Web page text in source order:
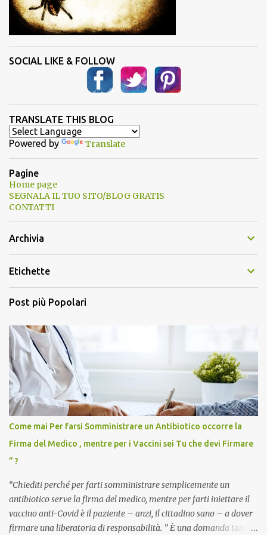
SOCIAL LIKE & FOLLOW
TRANSLATE THIS BLOG
Powered by Translate
Pagine
Home page
SEGNALA IL TUO SITO/BLOG GRATIS
CONTATTI
Archivia
Etichette
Post più Popolari
Come mai Per farsi Somministrare un Antibiotico occorre la
Firma del Medico , mentre per i Vaccini sei Tu che devi Firmare
” ?
“Chiediti perché per farti somministrare semplicemente un
antibiotico serve la firma del medico, mentre per farti iniettare il
vaccino anti-Covid è il paziente – anzi, il cittadino sano – a dover
firmare una liberatoria di responsabilità. ” È una domanda tanto